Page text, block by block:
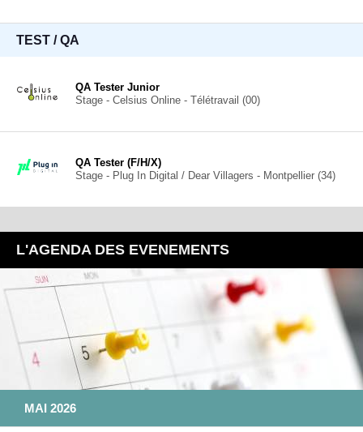
TEST / QA
QA Tester Junior
Stage - Celsius Online - Télétravail (00)
QA Tester (F/H/X)
Stage - Plug In Digital / Dear Villagers - Montpellier (34)
L'AGENDA DES EVENEMENTS
MAI 2026